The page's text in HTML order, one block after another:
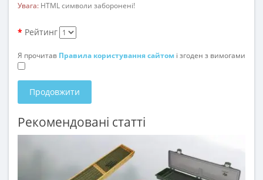
Увага: HTML символи заборонені!
Рейтинг
Я прочитав Правила користування сайтом і згоден з вимогами
Продовжити
Рекомендовані статті